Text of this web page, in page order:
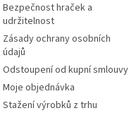
Bezpečnost hraček a
udržitelnost
Zásady ochrany osobních
údajů
Odstoupení od kupní smlouvy
Moje objednávka
Stažení výrobků z trhu